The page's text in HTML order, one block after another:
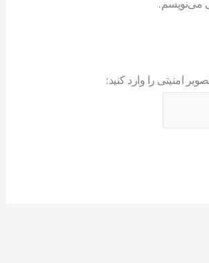
می‌نویسم.
امنیتی را وارد کنید: